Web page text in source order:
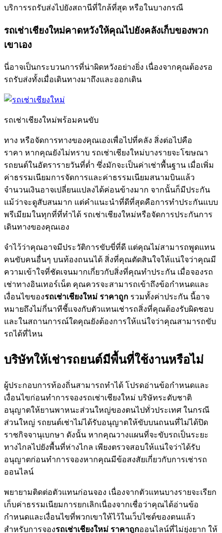
บริการรถรับส่งไปยังสถานีที่ใกล้ที่สุด หรือในบางกรณี
รถเช่าเชียงใหม่คาดหวังให้คุณไปยังคลังเก็บของพวก
เขาเอง
นี่อาจเป็นกระบวนการที่น่าผิดหวังอย่างยิ่ง เนื่องจากคุณต้องรอ
รถรับส่งทั้งเมื่อเดินทางมาถึงและออกเดิน
รถเช่าเชียงใหม่พร้อมคนขับ
ทาง หรือจัดการทางของคุณเองเพื่อไปที่คลัง สิ่งต่อไปคือ
ราคา หากคุณยังไม่ทราบ รถเช่าเชียงใหม่บางรายจะโฆษณา
รถยนต์ในอัตรารายวันที่ต่ำ ซึ่งมักจะเป็นค่าเช่าพื้นฐาน เมื่อเพิ่ม
ค่าธรรมเนียมการจัดการและค่าธรรมเนียมสนามบินแล้ว
จำนวนเงินอาจเปลี่ยนแปลงได้ค่อนข้างมาก จากนั้นก็มีประกัน
แม้ว่าจะดูสับสนมาก แต่คำแนะนำที่ดีที่สุดคือการทำประกันแบบ
พรีเมียมในทุกที่ที่ทำได้ รถเช่าเชียงใหม่หรือจัดการประกันการ
เดินทางของคุณเอง
จำไว้ว่าคุณอาจมีประวัติการขับขี่ที่ดี แต่คุณไม่สามารถพูดแทน
คนขับคนอื่นๆ บนท้องถนนได้ สิ่งที่คุณตัดสินใจให้แน่ใจว่าคุณมี
ความเข้าใจที่ชัดเจนมากเกี่ยวกับสิ่งที่คุณทำประกัน เมื่อจองรถ
เช่าทางอินเทอร์เน็ต คุณควรจะสามารถเข้าถึงข้อกำหนดและ
เงื่อนไขของรถเช่าเชียงใหม่ ราคาถูก รวมทั้งค่าประกัน นี้อาจ
หมายถึงไม่กี่นาทีชี้แจงกับตัวแทนเช่ารถสิ่งที่คุณต้องรับผิดชอบ
และในสถานการณ์ใดคุณยังต้องการให้แน่ใจว่าคุณสามารถขับ
รถได้ที่ไหน
บริษัทให้เช่ารถยนต์มีพื้นที่ใช้งานหรือไม่
ผู้ประกอบการท้องถิ่นสามารถทำได้ โปรดอ่านข้อกำหนดและ
เงื่อนไขก่อนทำการจองรถเช่าเชียงใหม่ บริษัทระดับชาติ
อนุญาตให้ยานพาหนะส่วนใหญ่ของตนไปทั่วประเทศ ในกรณี
ส่วนใหญ่ รถยนต์เช่าไม่ได้รับอนุญาตให้ขับบนถนนที่ไม่ได้ปิด
ราชกิจจานุเบกษา ดังนั้น หากคุณวางแผนที่จะขับรถเป็นระยะ
ทางไกลไปยังพื้นที่ห่างไกล เพียงตรวจสอบให้แน่ใจว่าได้รับ
อนุญาตก่อนทำการจองหากคุณมีข้อสงสัยเกี่ยวกับการเช่ารถ
ออนไลน์
พยายามติดต่อตัวแทนก่อนจอง เนื่องจากตัวแทนบางรายจะเรียก
เก็บค่าธรรมเนียมการยกเลิกเนื่องจากเชื่อว่าคุณได้อ่านข้อ
กำหนดและเงื่อนไขที่พวกเขาให้ไว้ในเว็บไซต์ของตนแล้ว
สำหรับการจองรถเช่าเชียงใหม่ ราคาถูกออนไลน์ที่ไม่ยุ่งยาก ให้